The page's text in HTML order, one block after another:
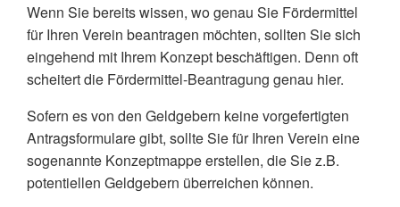
Wenn Sie bereits wissen, wo genau Sie Fördermittel
für Ihren Verein beantragen möchten, sollten Sie sich
eingehend mit Ihrem Konzept beschäftigen. Denn oft
scheitert die Fördermittel-Beantragung genau hier.
Sofern es von den Geldgebern keine vorgefertigten
Antragsformulare gibt, sollte Sie für Ihren Verein eine
sogenannte Konzeptmappe erstellen, die Sie z.B.
potentiellen Geldgebern überreichen können.